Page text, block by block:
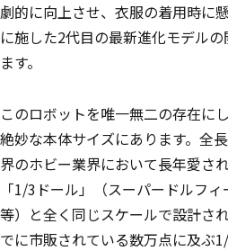
劇的に向上させ、衣服の着用時に
に施した2代目の最新進化モデル
ます。
このロボットを唯一無二の存在に
絶妙な本体サイズにあります。全
界のホビー業界において長年愛さ
「1/3ドール」（スーパードルフ
等）と全く同じスケールで設計さ
でに市販されている数万点に及ぶ